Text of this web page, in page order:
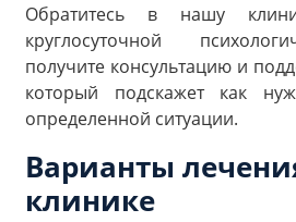
Обратитесь в нашу
круглосуточной
получите консультацию и
который подскажет как
определенной ситуации.
Варианты
клинике